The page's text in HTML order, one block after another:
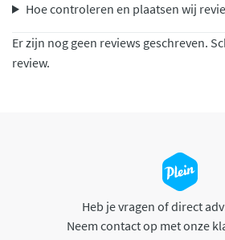
Hoe controleren en plaatsen wij
Er zijn nog geen reviews geschreven.
review.
Heb je vragen of direct
Neem contact op met onze